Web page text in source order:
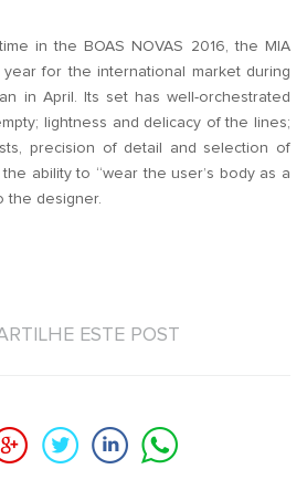
in the BOAS NOVAS 2016, the MIA
for the international market during
in April. Its set has well-orchestrated
lightness and delicacy of the lines;
precision of detail and selection of
ability to “wear the user’s body as a
the designer.
ESTE POST